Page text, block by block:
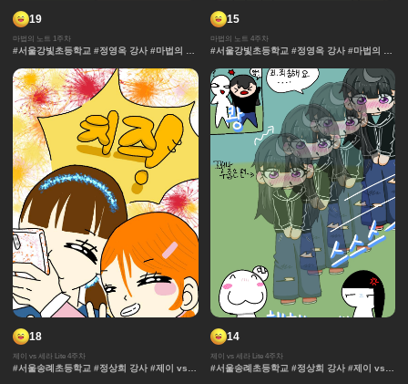
19
마법의 노트 1주차
#서울강빛초등학교 #정영옥 강사 #마법의 노
티 #날씨 #캐릭터 #아이돌 #액션 #컷만화 #
개성 #창작 디자인 #마법 #노트 #채색기법 #
댄스 #연출 #무대
15
마법의 노트 4주차
#서울강빛초등학교 #정영옥 강사 #마법의 노
티 #날씨 #캐릭터 #아이돌 #액션 #컷만화 #
개성 #창작 디자인 #마법 #노트 #채색기법 #
댄스 #연출 #무대
18
제이 vs 세라 Lite 4주차
#서울송례초등학교 #정상희 강사 #제이 vs
14
제이 vs 세라 Lite 4주차
#서울송례초등학교 #정상희 강사 #제이 vs